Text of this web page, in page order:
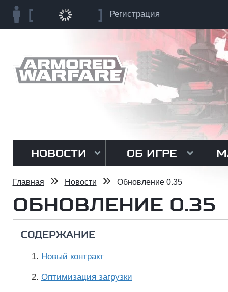
Регистрация
НОВОСТИ ОБ ИГРЕ
Главная » Новости » Обновление 0.35
ОБНОВЛЕНИЕ 0.35
СОДЕРЖАНИЕ
Новый контракт
Оптимизация загрузки